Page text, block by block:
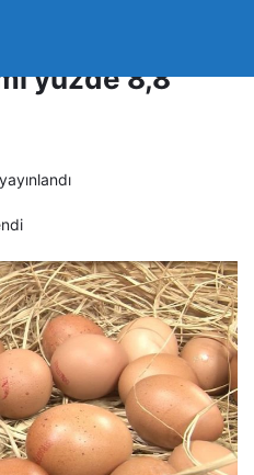
tavuk
yüzde 8,8
yayınlandı